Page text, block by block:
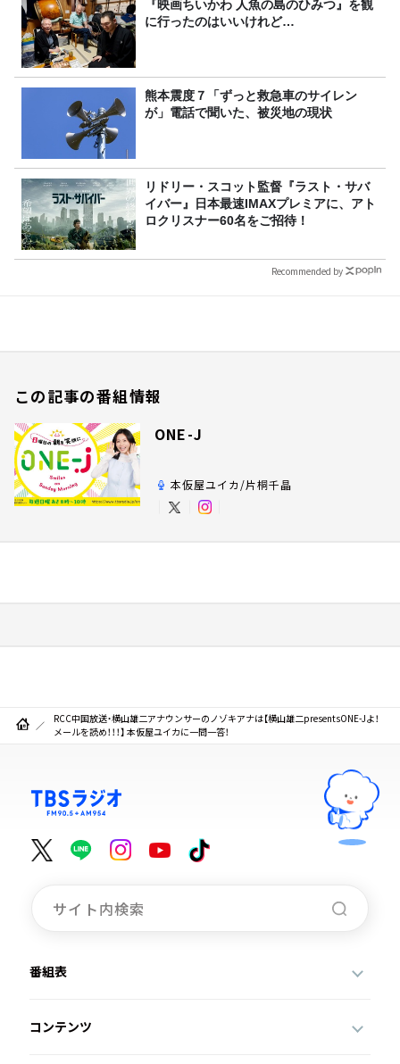
『映画ちいかわ 人魚の島のひみつ』を観
に行ったのはいいけれど…
熊本震度７「ずっと救急車のサイレン
が」電話で聞いた、被災地の現状
リドリー・スコット監督『ラスト・サバ
イバー』日本最速IMAXプレミアに、アト
ロクリスナー60名をご招待！
Recommended by
この記事の番組情報
ONE-J
本仮屋ユイカ/片桐千晶
RCC中国放送・横山雄二アナウンサーのノゾキアナは【横山雄二presentsONE-Jよ！
メールを読め！！！】 本仮屋ユイカに一問一答！
番組表
コンテンツ